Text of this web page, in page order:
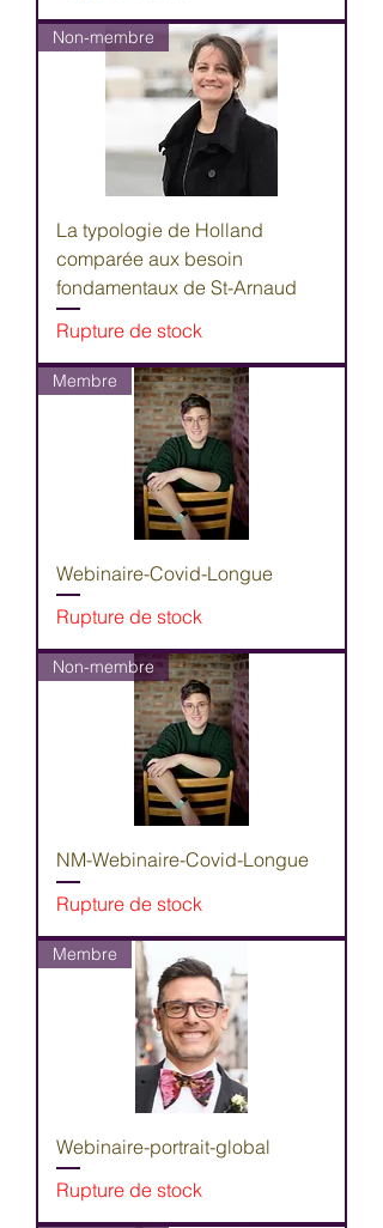
Non-membre
La typologie de Holland
comparée aux besoin
fondamentaux de St-Arnaud
Rupture de stock
Membre
Webinaire-Covid-Longue
Rupture de stock
Non-membre
NM-Webinaire-Covid-Longue
Rupture de stock
Membre
Webinaire-portrait-global
Rupture de stock